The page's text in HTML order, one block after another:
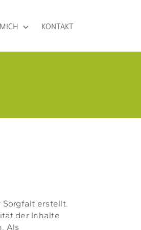
KONTAKT
Sorgfalt erstellt.
der Inhalte
Als